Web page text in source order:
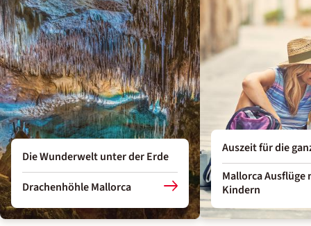
Die Wunderwelt unter der Erde
Drachenhöhle Mallorca
Auszeit für die
Mallorca Ausflüge
Kindern